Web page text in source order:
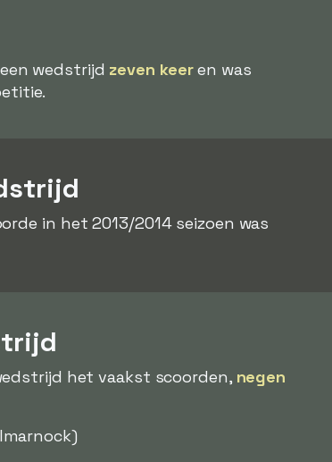
wedstrijd zeven keeren was
in het 2013/2014 seizoen was
het vaakst scoorden, negen